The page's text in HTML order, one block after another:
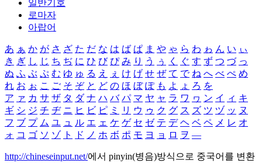
일반기호
로마자
아랍어
あ ぁ か が さ ざ た だ な は ば ぱ ま や ゃ ら わ ゎ ん い ぃ
き ぎ し じ ち ぢ に ひ び ぴ み り う ぅ く ぐ す ず つ づ っ
ぬ ふ ぶ ぷ む ゆ ゅ る え ぇ け げ せ ぜ て で ね へ べ ぺ め
れ お ぉ こ ご そ ぞ と ど の ほ ぼ ぽ も よ ょ ろ を
ア ァ カ サ ザ タ ダ ナ ハ バ パ マ ヤ ャ ラ ワ ヮ ン イ ィ キ
ギ シ ジ チ ヂ ニ ヒ ビ ピ ミ リ ウ ゥ ク グ ス ズ ツ ヅ ッ ヌ
フ ブ プ ム ユ ュ ル エ ェ ケ ゲ セ ゼ テ デ ヘ ベ ペ メ レ オ
ォ コ ゴ ソ ゾ ト ド ノ ホ ボ ポ モ ヨ ョ ロ ヲ ―
http://chineseinput.net/에서 pinyin(병음)방식으로 중국어를 변환